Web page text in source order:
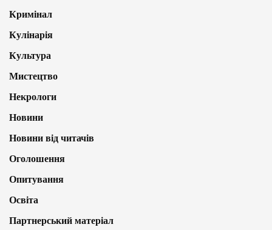
Кримінал
Кулінарія
Культура
Мистецтво
Некрологи
Новини
Новини від читачів
Оголошення
Опитування
Освіта
Партнерський матеріал